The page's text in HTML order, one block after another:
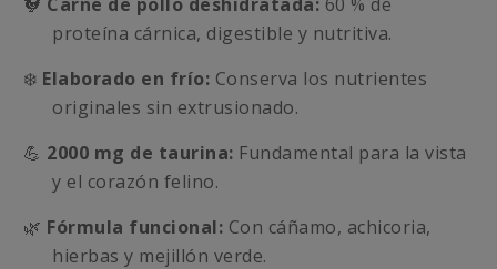
proteína cárnica, digestible y nutritiva.
❄️ Elaborado en frío: Conserva los nutrientes
originales sin extrusionado.
💪 2000 mg de taurina: Fundamental para la vista
y el corazón felino.
🌿 Fórmula funcional: Con cáñamo, achicoria,
hierbas y mejillón verde.